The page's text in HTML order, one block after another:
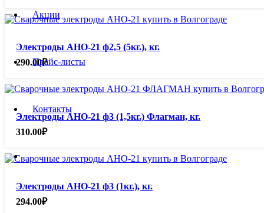
Акции
Прайс-листы
Контакты
Электроды АНО-21 ф2,5 (5кг.), кг.
290.00₽
Электроды АНО-21 ф3 (1,5кг.) Флагман, кг.
310.00₽
Электроды АНО-21 ф3 (1кг.), кг.
294.00₽